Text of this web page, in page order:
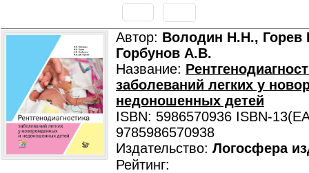
Автор: Володин Н.Н., Горев
Горбунов А.В.
Название:
заболеваний легких у
недоношенных детей
ISBN: 5986570936 ISBN-
9785986570938
Издательство: Логосфера
Рейтинг: